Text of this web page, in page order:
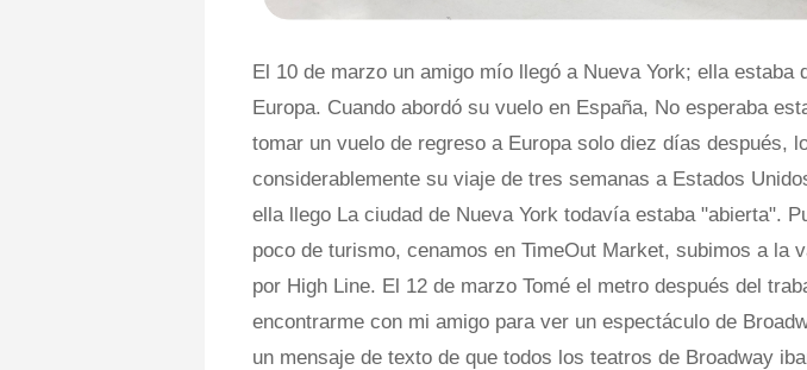
El 10 de marzo un amigo mío llegó a Nueva York; ella estaba
Europa. Cuando abordó su vuelo en España, No esperaba
tomar un vuelo de regreso a Europa solo diez días después,
considerablemente su viaje de tres semanas a Estados
ella llego La ciudad de Nueva York todavía estaba "abierta".
poco de turismo, cenamos en TimeOut Market, subimos a la
por High Line. El 12 de marzo Tomé el metro después del
encontrarme con mi amigo para ver un espectáculo de
un mensaje de texto de que todos los teatros de Broadway